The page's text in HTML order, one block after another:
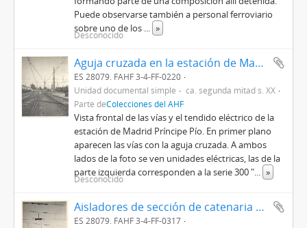
Puede observarse también a personal ferroviario
sobre uno de los ... »
Desconocido
Aguja cruzada en la estación de Madrid - Príncipe Pío
ES 28079. FAHF 3-4-FF-0220
Unidad documental simple
ca. segunda mitad s. XX
Parte deColecciones del AHF
Vista frontal de las vías y el tendido eléctrico de la
estación de Madrid Príncipe Pío. En primer plano
aparecen las vías con la aguja cruzada. A ambos
lados de la foto se ven unidades eléctricas, las de la
parte izquierda corresponden a la serie 300 "... »
Desconocido
Aisladores de sección de catenaria en la estación de Madrid
ES 28079. FAHF 3-4-FF-0317